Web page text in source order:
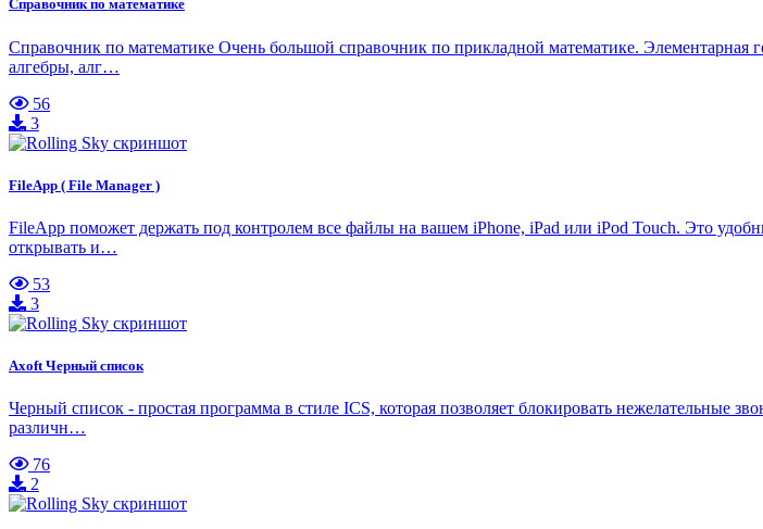
Справочник по математике
Справочник по математике Очень большой справочник по прикладной математике. Элементарная
алгебры, алг…
56
3
FileApp ( File Manager )
FileApp поможет держать под контролем все файлы на вашем iPhone, iPad или iPod Touch. Это
открывать и…
53
3
Axoft Черный список
Черный список - простая программа в стиле ICS, которая позволяет блокировать нежелательные
различн…
76
2